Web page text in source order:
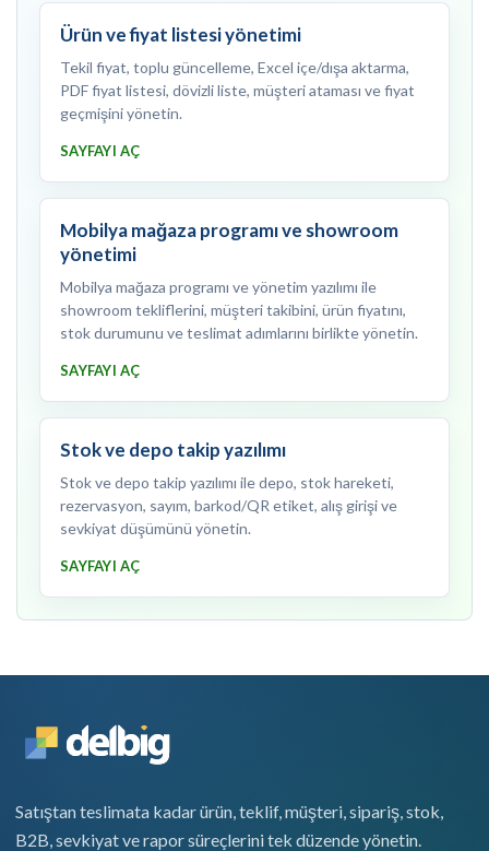
Ürün ve fiyat listesi yönetimi
Tekil fiyat, toplu güncelleme, Excel içe/dışa aktarma,
PDF fiyat listesi, dövizli liste, müşteri ataması ve fiyat
geçmişini yönetin.
SAYFAYI AÇ
Mobilya mağaza programı ve showroom
yönetimi
Mobilya mağaza programı ve yönetim yazılımı ile
showroom tekliflerini, müşteri takibini, ürün fiyatını,
stok durumunu ve teslimat adımlarını birlikte yönetin.
SAYFAYI AÇ
Stok ve depo takip yazılımı
Stok ve depo takip yazılımı ile depo, stok hareketi,
rezervasyon, sayım, barkod/QR etiket, alış girişi ve
sevkiyat düşümünü yönetin.
SAYFAYI AÇ
Satıştan teslimata kadar ürün, teklif, müşteri, sipariş, stok,
B2B, sevkiyat ve rapor süreçlerini tek düzende yönetin.